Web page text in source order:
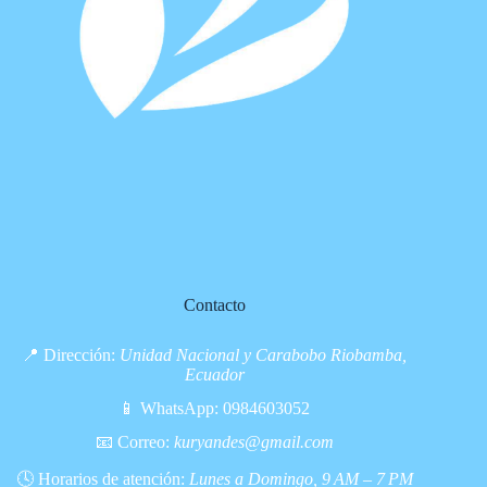
Contacto
📍 Dirección: Unidad Nacional y Carabobo Riobamba,
Ecuador
📱 WhatsApp:0984603052
📧 Correo: kuryandes@gmail.com
🕓 Horarios de atención: Lunes a Domingo, 9 AM – 7 PM